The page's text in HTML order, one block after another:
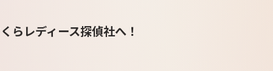
らレディース探偵社へ！